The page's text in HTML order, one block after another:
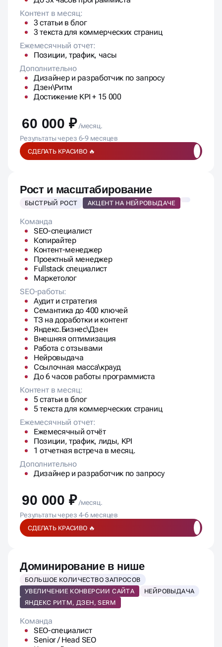
3 статьи в блог
3 текста для коммерческих страниц
Ежемесячный отчет:
Позиции, трафик, часы
Дизайнер и разработчик по запросу
Дзен\Ритм
Достижение KPI + 15 000
60 000 ₽
Рост и масштабирование
БЫСТРЫЙ РОСТ АКЦЕНТ НА НЕЙРОВЫДАЧЕ
SEO-специалист
Копирайтер
Контент-менеджер
Проектный менеджер
Fullstack специалист
Маркетолог
SEO-работы:
Аудит и стратегия
Семантика до 400 ключей
ТЗ на доработки и контент
Яндекс.Бизнес\Дзен
Внешняя оптимизация
Работа с отзывами
Нейровыдача
Ссылочная масса\крауд
До 6 часов работы программиста
5 статьи в блог
5 текста для коммерческих страниц
Ежемесячный отчет:
Ежемесячный отчёт
Позиции, трафик, лиды, KPI
1 отчетная встреча в месяц.
Дизайнер и разработчик по запросу
90 000 ₽
Доминирование в нише
БОЛЬШОЕ КОЛИЧЕСТВО ЗАПРОСОВ
УВЕЛИЧЕНИЕ КОНВЕРСИИ САЙТА
НЕЙРОВЫДАЧА
SEO-специалист
Senior / Head SEO
Копирайтер